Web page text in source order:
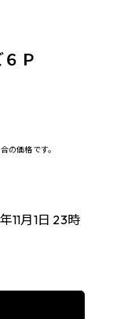
Ｐ
の価格です。
11月1日 23時